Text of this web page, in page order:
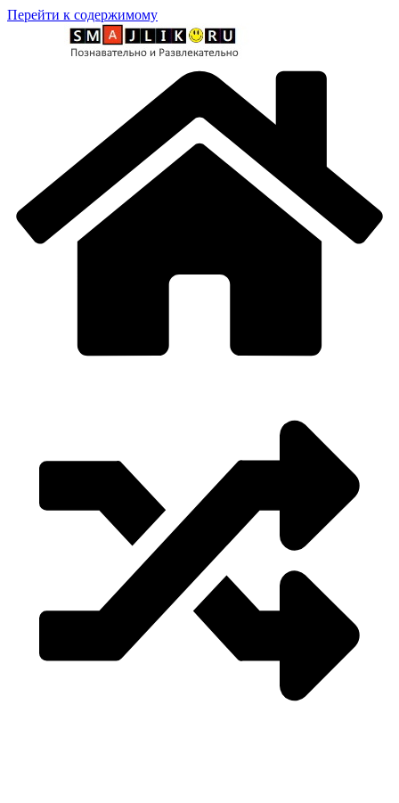
Перейти к содержимому